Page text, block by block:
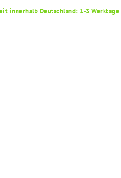
innerhalb Deutschland: 1-3 Werktage